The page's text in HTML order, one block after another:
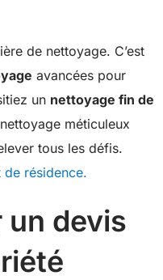
de nettoyage. C’est
avancées pour
un nettoyage fin de
méticuleux
tous les défis.
de résidence.
devis